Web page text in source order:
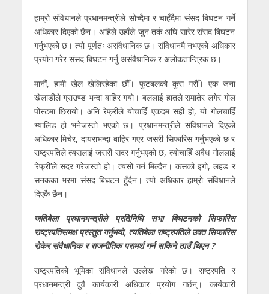
हाम्रो संविधानले प्रधानमन्त्रीले सोच्दैमा र चाहँदैमा संसद बिघटन गर्ने
अधिकार दिएको छैन। अहिले उहाँले जुन तर्क अघि सारेर संसद बिघटन
गर्नुभएको छ। त्यो पूर्णतः असंवैधानिक छ। संविधानमै नभएको अधिकार
प्रयोग गरेर संसद बिघटन गर्नु असंवैधानिक र अलोकतान्त्रिक छ।
मानौं, हामी खेल खेलिरहेका छौँ। फुटबलको कुरा गरौँ। एक जना
खेलाडीले ग्राउण्ड भन्दा बाहिर गयो। बललाई हातले समातेर लगेर गोल
पोस्टमा छिरायो। अनि रेफ्रीले योचाहिँ एकदम सही हो, यो गोलचाहिँ
भ्यालिड हो भनेजस्तो भएको छ। प्रधानमन्त्रीले संविधानले दिएको
अधिकार मिचेर, दायराभन्दा बाहिर गएर जसरी सिफारिस गर्नुभएको छ र
राष्ट्रपतिले त्यसलाई जसरी सदर गर्नुभएको छ, त्योचाहिँ अवैध गोललाई
‘रेफ्री’ले सदर गरेजस्तो हो। त्यसो गर्न मिल्दैन। कसको इगो, लहड र
सनकका भरमा संसद बिघटन हुँदैन। त्यो अधिकार हाम्रो संविधानले
दिएकै छैन।
जतिबेला प्रधानमन्त्रीले प्रतिनिधि सभा बिघटनको सिफारिस
राष्ट्रपतिसमक्ष प्रस्तुत गर्नुभयो, त्यतिबेला राष्ट्रपतिले उक्त सिफारिस
रोकेर संवैधानिक र राजनीतिक परामर्श गर्न सकिने ठाउँ थिएन ?
राष्ट्रपतिको भूमिका संविधानले उल्लेख गरेको छ। राष्ट्रपति र
प्रधानमन्त्री दुवै कार्यकारी अधिकार प्रयाेग गर्छन्। कार्यकारी